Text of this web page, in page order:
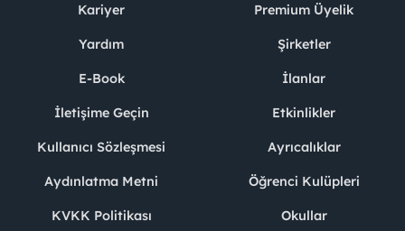
Kariyer
Yardım
E-Book
İletişime Geçin
Kullanıcı Sözleşmesi
Aydınlatma Metni
KVKK Politikası
Premium Üyelik
Şirketler
İlanlar
Etkinlikler
Ayrıcalıklar
Öğrenci Kulüpleri
Okullar